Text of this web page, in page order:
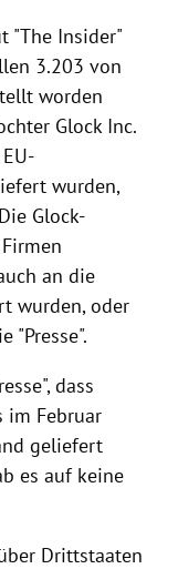
"The Insider"
3.203 von
worden
Glock Inc.
wurden,
Glock-
an die
wurden, oder
"Presse".
dass
im Februar
geliefert
es auf keine
Drittstaaten